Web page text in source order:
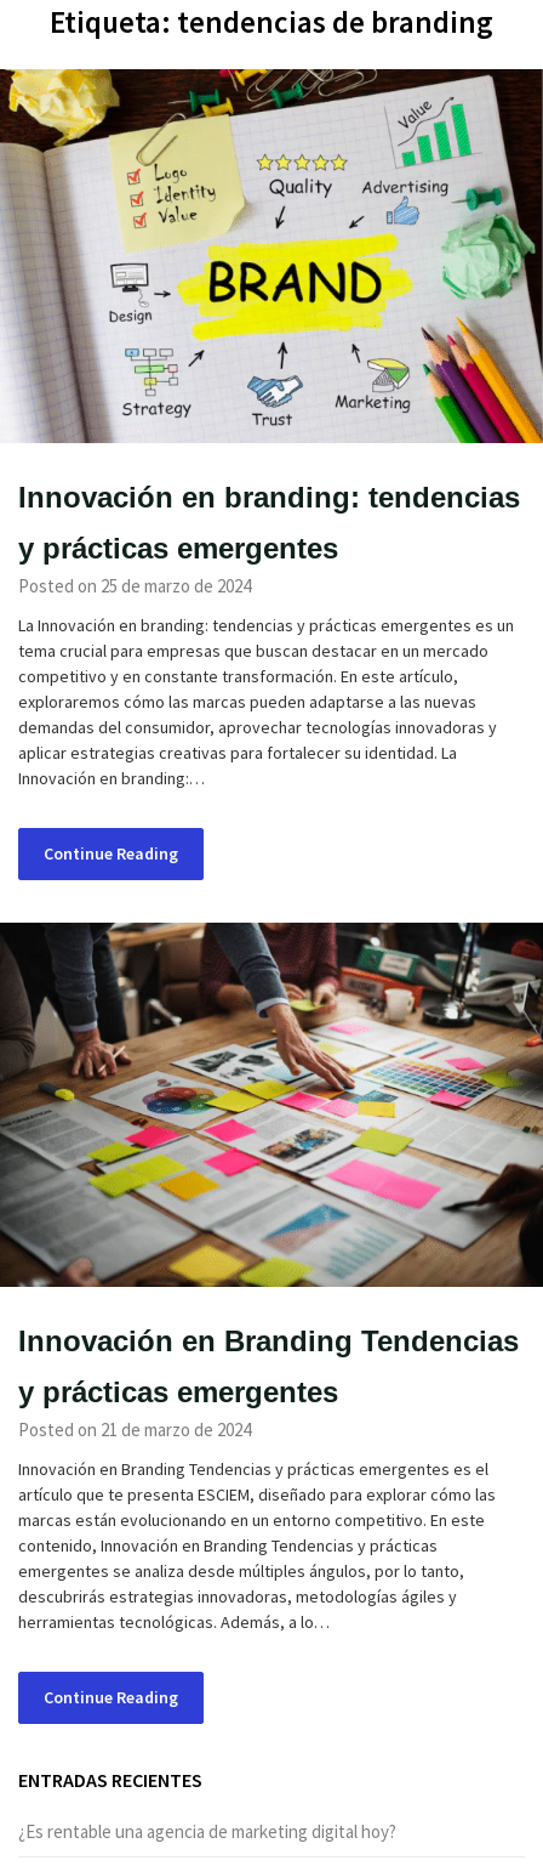
Etiqueta: tendencias de branding
Innovación en branding: tendencias
y prácticas emergentes
Posted on 25 de marzo de 2024
La Innovación en branding: tendencias y prácticas emergentes es un
tema crucial para empresas que buscan destacar en un mercado
competitivo y en constante transformación. En este artículo,
exploraremos cómo las marcas pueden adaptarse a las nuevas
demandas del consumidor, aprovechar tecnologías innovadoras y
aplicar estrategias creativas para fortalecer su identidad. La
Innovación en branding:…
Continue Reading
Innovación en Branding Tendencias
y prácticas emergentes
Posted on 21 de marzo de 2024
Innovación en Branding Tendencias y prácticas emergentes es el
artículo que te presenta ESCIEM, diseñado para explorar cómo las
marcas están evolucionando en un entorno competitivo. En este
contenido, Innovación en Branding Tendencias y prácticas
emergentes se analiza desde múltiples ángulos, por lo tanto,
descubrirás estrategias innovadoras, metodologías ágiles y
herramientas tecnológicas. Además, a lo…
Continue Reading
ENTRADAS RECIENTES
¿Es rentable una agencia de marketing digital hoy?